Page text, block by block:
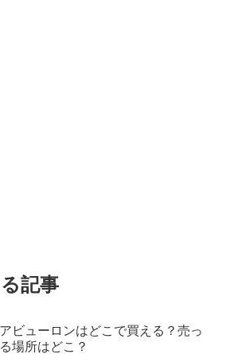
記事
ビューロンはどこで買える？売っ
場所はどこ？